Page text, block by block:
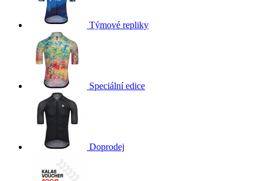
Týmové repliky
Speciální edice
Doprodej